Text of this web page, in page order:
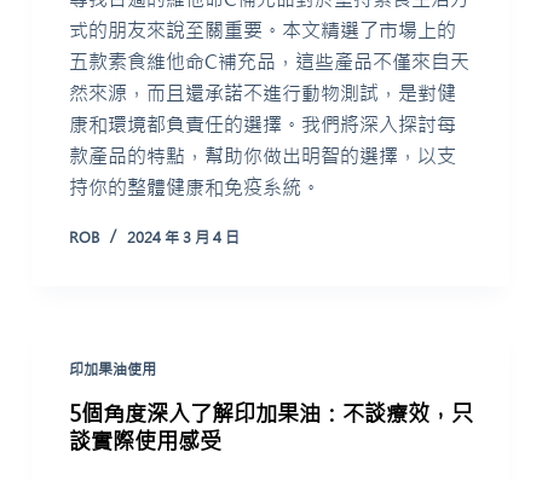
式的朋友來說至關重要。本文精選了市場上的
五款素食維他命C補充品，這些產品不僅來自天
然來源，而且還承諾不進行動物測試，是對健
康和環境都負責任的選擇。我們將深入探討每
款產品的特點，幫助你做出明智的選擇，以支
持你的整體健康和免疫系統。
ROB 2024 年 3 月 4 日
印加果油使用
5個角度深入了解印加果油：不談療效，只
談實際使用感受